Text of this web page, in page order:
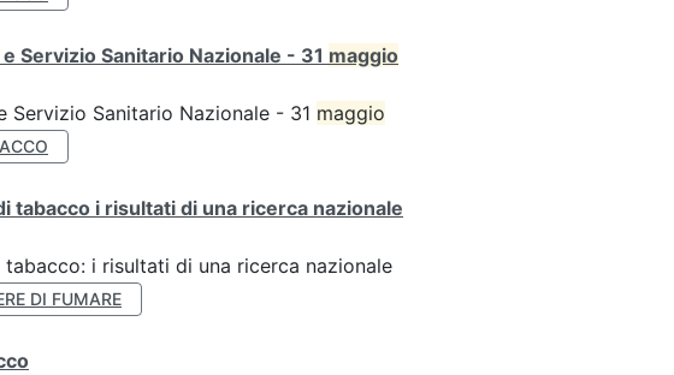
Servizio Sanitario Nazionale - 31 maggio
Servizio Sanitario Nazionale - 31 maggio
tabacco i risultati di una ricerca nazionale
i risultati di una ricerca nazionale
DI FUMARE